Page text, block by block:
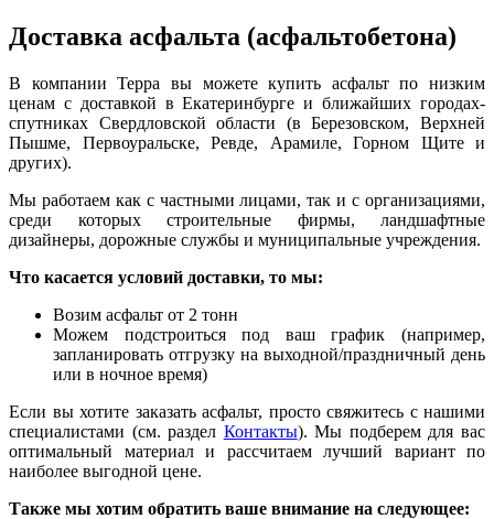
Доставка асфальта (асфальтобетона)
В компании Терра вы можете купить асфальт по низким
ценам с доставкой в Екатеринбурге и ближайших городах-
спутниках Свердловской области (в Березовском, Верхней
Пышме, Первоуральске, Ревде, Арамиле, Горном Щите и
других).
Мы работаем как с частными лицами, так и с организациями,
среди которых строительные фирмы, ландшафтные
дизайнеры, дорожные службы и муниципальные учреждения.
Что касается условий доставки, то мы:
Возим асфальт от 2 тонн
Можем подстроиться под ваш график (например,
запланировать отгрузку на выходной/праздничный день
или в ночное время)
Если вы хотите заказать асфальт, просто свяжитесь с нашими
специалистами (см. раздел Контакты). Мы подберем для вас
оптимальный материал и рассчитаем лучший вариант по
наиболее выгодной цене.
Также мы хотим обратить ваше внимание на следующее: